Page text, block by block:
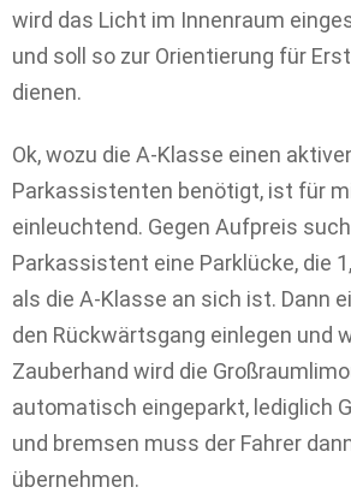
wird das Licht im Innenraum
und soll so zur Orientierung für
dienen.
Ok, wozu die A-Klasse einen
Parkassistenten benötigt, ist für
einleuchtend. Gegen Aufpreis
Parkassistent eine Parklücke, die
als die A-Klasse an sich ist. Dann
den Rückwärtsgang einlegen und
Zauberhand wird die
automatisch eingeparkt, lediglich
und bremsen muss der Fahrer
übernehmen.